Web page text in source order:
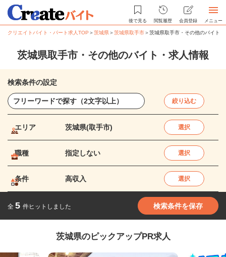
後で見る 閲覧履歴 会員登録 メニュー
クリエイトバイト・パート求人TOP ＞茨城県＞茨城県取手市＞茨城県取手市・その他のバイト
茨城県取手市・その他のバイト・求人情報
検索条件の設定
絞り込む
エリア 茨城県(取手市) 選択
職種 指定しない 選択
条件 高収入 選択
全 5 件ヒットしました 検索条件を保存
茨城県のピックアップPR求人